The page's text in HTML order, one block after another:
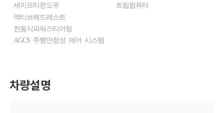
세이프티윈도우
액티브헤드레스트
전동식파워스티어링
AGCS 주행안정성 제어 시스템
트립컴퓨터
차량설명